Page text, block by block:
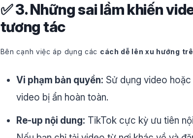
✅ 3. Những sai lầm khiến
tương tác
Bên cạnh việc áp dụng các cách dễ lên xu hướng
Vi phạm bản quyền: Sử dụng video hoặc
video bị ẩn hoàn toàn.
Re-up nội dung: TikTok cực kỳ ưu tiên